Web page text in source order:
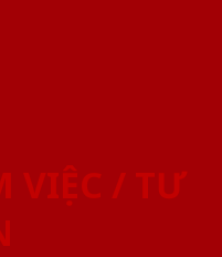
VIỆC / TƯ